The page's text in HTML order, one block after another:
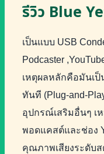
รีวิว Blue
เป็นแบบ USB
Podcaster
เหตุผลหลักคือมันเป็
ทันที (Plug-and-
อุปกรณ์เสริมอื่นๆ เ
พอดแคสต์และช่อง
คุณภาพเสียงระดับ